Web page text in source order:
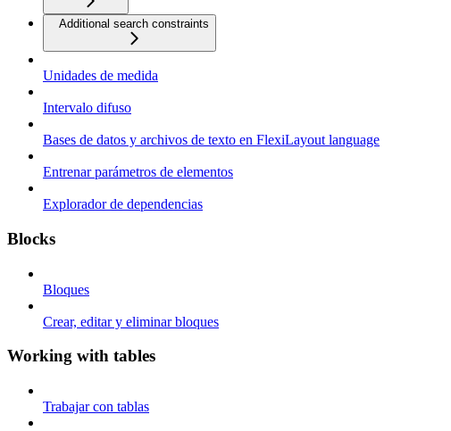
Additional search constraints
Unidades de medida
Intervalo difuso
Bases de datos y archivos de texto en FlexiLayout language
Entrenar parámetros de elementos
Explorador de dependencias
Blocks
Bloques
Crear, editar y eliminar bloques
Working with tables
Trabajar con tablas